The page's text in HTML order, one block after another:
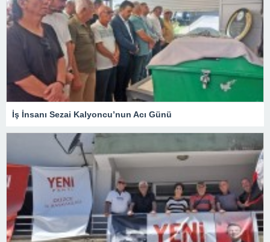
İş İnsanı Sezai Kalyoncu’nun Acı Günü